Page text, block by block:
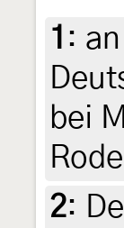
1 : an
bei
2: